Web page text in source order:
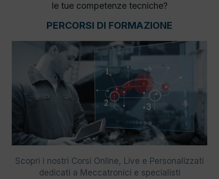
le tue competenze tecniche?
PERCORSI DI FORMAZIONE
Scopri i nostri Corsi Online, Live e Personalizzati
dedicati a Meccatronici e specialisti